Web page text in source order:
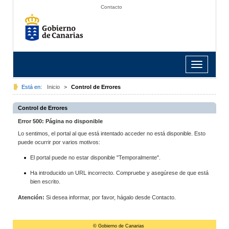
Contacto
Toggle
navigation
Está en: Inicio > Control de Errores
Control de Errores
Error 500: Página no disponible
Lo sentimos, el portal al que está intentado acceder no está disponible. Esto
puede ocurrir por varios motivos:
El portal puede no estar disponible "Temporalmente".
Ha introducido un URL incorrecto. Compruebe y asegúrese de que está
bien escrito.
Atención: Si desea informar, por favor, hágalo desde Contacto.
© Gobierno de Canarias